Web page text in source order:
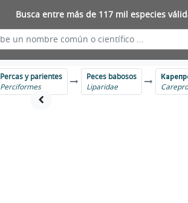
Busca entre más de 117 mil especies
Percas y parientes
Perciformes
Peces babosos
Liparidae